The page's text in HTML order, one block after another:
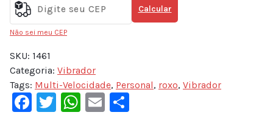
Calcular
Não sei meu CEP
SKU: 1461
Categoria: Vibrador
Tags: Multi-Velocidade, Personal, roxo, Vibrador
Facebook
Twitter
WhatsApp
Email